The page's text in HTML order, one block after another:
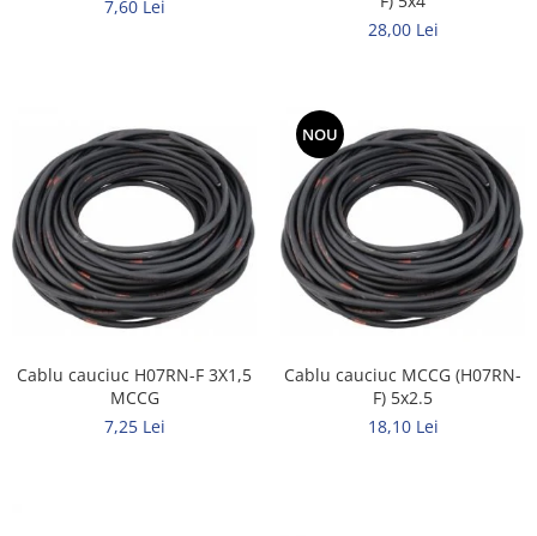
Prelungitoare
Role prelungitor
MULTIPRIZE, STECHERE, CUPLE
Stechere
Cuple
Multiprize
Conector
7,60 Lei
28,00 Lei
Cablu cauciuc H07RN-F 3X1,5
MCCG
7,25 Lei
NOU
Cablu cauciuc MCCG (H07RN-
F) 5x2.5
18,10 Lei